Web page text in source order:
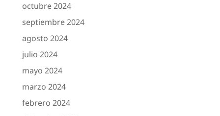
octubre 2024
septiembre 2024
agosto 2024
julio 2024
mayo 2024
marzo 2024
febrero 2024